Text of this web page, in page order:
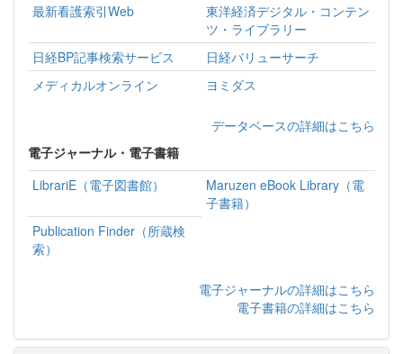
最新看護索引Web
東洋経済デジタル・コンテン
ツ・ライブラリー
日経BP記事検索サービス
日経バリューサーチ
メディカルオンライン
ヨミダス
データベースの詳細はこちら
電子ジャーナル・電子書籍
LibrariE（電子図書館）
Maruzen eBook Library（電
子書籍）
Publication Finder（所蔵検
索）
電子ジャーナルの詳細はこちら
電子書籍の詳細はこちら